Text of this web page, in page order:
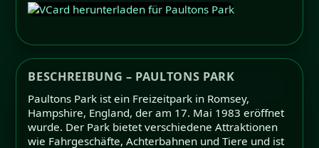
BESCHREIBUNG – PAULTONS PARK
Paultons Park ist ein Freizeitpark in Romsey,
Hampshire, England, der am 17. Mai 1983 eröffnet
wurde. Der Park bietet verschiedene Attraktionen
wie Fahrgeschäfte, Achterbahnen und Tiere und ist